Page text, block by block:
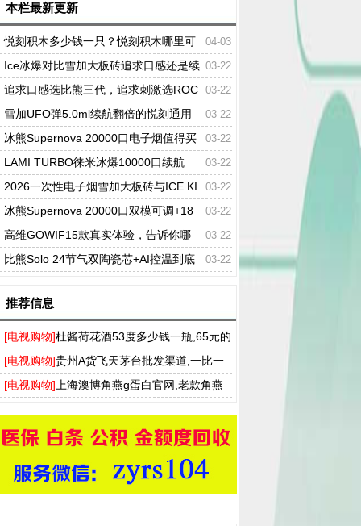
栏最新更新
04-03
悦刻积木多少钱一只？悦刻积木哪里可
以买到 03-22
Ice冰爆对比雪加大板砖追求口感还是续
航? 03-22
追求口感选比熊三代，追求刺激选ROC
KET小火箭 03-22
雪加UFO弹5.0ml续航翻倍的悦刻通用
弹是否值得入手? 03-22
冰熊Supernova 20000口电子烟值得买
吗?实测可调功率/吸阻和超长续航 03-22
LAMI TURBO徕米冰爆10000口续航
+双模式切换一次性电子烟? 03-22
2026一次性电子烟雪加大板砖与ICE KI
NG冰神，谁才是真正的万口之王? 03-22
冰熊Supernova 20000口双模可调+18
ml大容量，一次性能用半个月是真的吗? 03-22
高维GOWIF15款真实体验，告诉你哪
个口味最好抽（附推荐榜） 03-22
比熊Solo 24节气双陶瓷芯+AI控温到底
荐信息
[电视购物]杜酱荷花酒53度多少钱一瓶,65元的
香柔酱香型做口粮还不错
[电视购物]贵州A货飞天茅台批发渠道,一比一
茅台飞天一手货到付款
[电视购物] 上海澳博角燕g蛋白官网,老款角燕